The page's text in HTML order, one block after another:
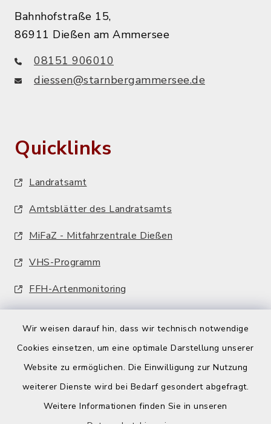
Wir weisen darauf hin, dass wir technisch notwendige
Cookies einsetzen, um eine optimale Darstellung unserer
Website zu ermöglichen. Die Einwilligung zur Nutzung
weiterer Dienste wird bei Bedarf gesondert abgefragt.
Weitere Informationen finden Sie in unseren
Bahnhofstraße 15,
86911 Dießen am Ammersee
08151 906010
diessen@starnbergammersee.de
Quicklinks
Landratsamt
Amtsblätter des Landratsamts
MiFaZ - Mitfahrzentrale Dießen
VHS-Programm
FFH-Artenmonitoring
Barrierefreiheit